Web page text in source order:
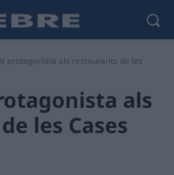
protagonista als restaurants de les
als
les Cases